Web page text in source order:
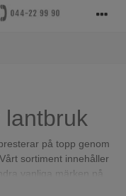
på topp genom
sortiment innehåller
vanliga märken på